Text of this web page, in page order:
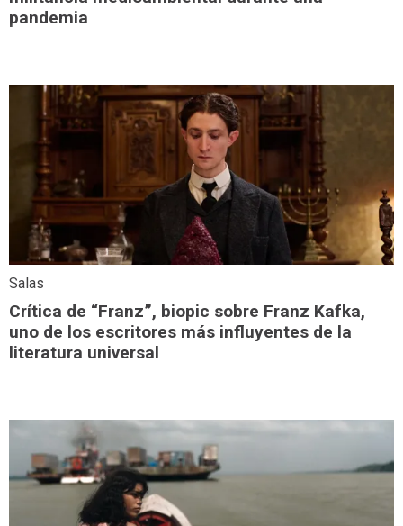
pandemia
Salas
Crítica de “Franz”, biopic sobre Franz Kafka,
uno de los escritores más influyentes de la
literatura universal